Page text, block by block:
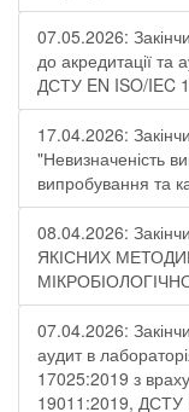
07.05.2026:
до акредитації та
ДСТУ EN ISO/IEC
17.04.2026:
"Невизначеність
випробування та
08.04.2026:
ЯКІСНИХ
07.04.2026:
аудит в
17025:2019 з
19011:2019, ДСТУ